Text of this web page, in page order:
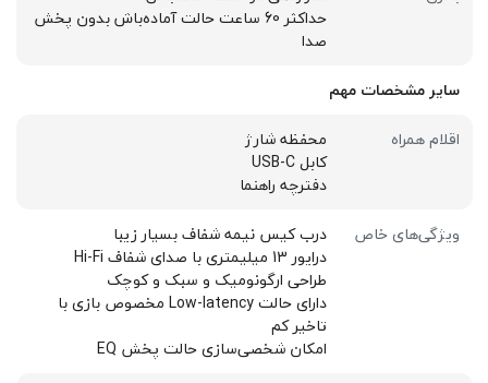
حداکثر 60 ساعت حالت آماده‌باش بدون پخش
صدا
سایر مشخصات مهم
اقلام همراه
محفظه شارژ
کابل USB-C
دفترچه راهنما
ویژگی‌های خاص
درب کیس نیمه شفاف بسیار زیبا
درایور 13 میلیمتری با صدای شفاف Hi-Fi
طراحی ارگونومیک و سبک و کوچک
دارای حالت Low-latency مخصوص بازی با
تاخیر کم
امکان شخصی‌سازی حالت پخش EQ